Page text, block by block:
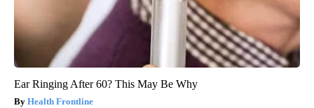
Ear Ringing After 60? This May Be Why
Health Frontline